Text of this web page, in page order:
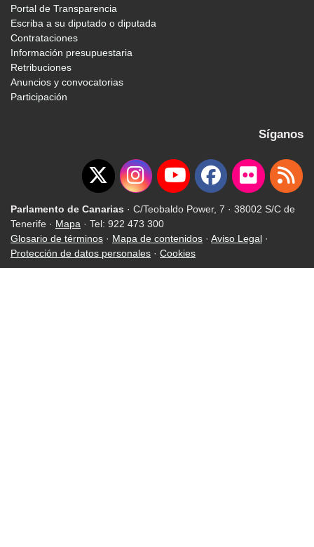
Portal de Transparencia
Escriba a su diputado o diputada
Contrataciones
Información presupuestaria
Retribuciones
Anuncios y convocatorias
Participación
Síganos
Parlamento de Canarias · C/Teobaldo Power, 7 · 38002 S/C de
Tenerife · Mapa · Tel: 922 473 300
Glosario de términos · Mapa de contenidos · Aviso Legal ·
Protección de datos personales · Cookies